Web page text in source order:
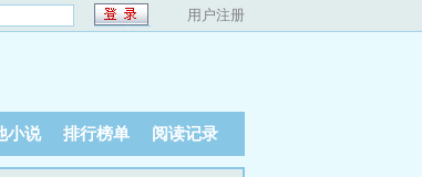
用户注册
小说 排行榜单 阅读记录